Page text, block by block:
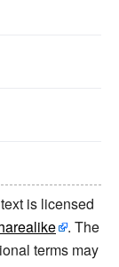
is licensed
. The
terms may